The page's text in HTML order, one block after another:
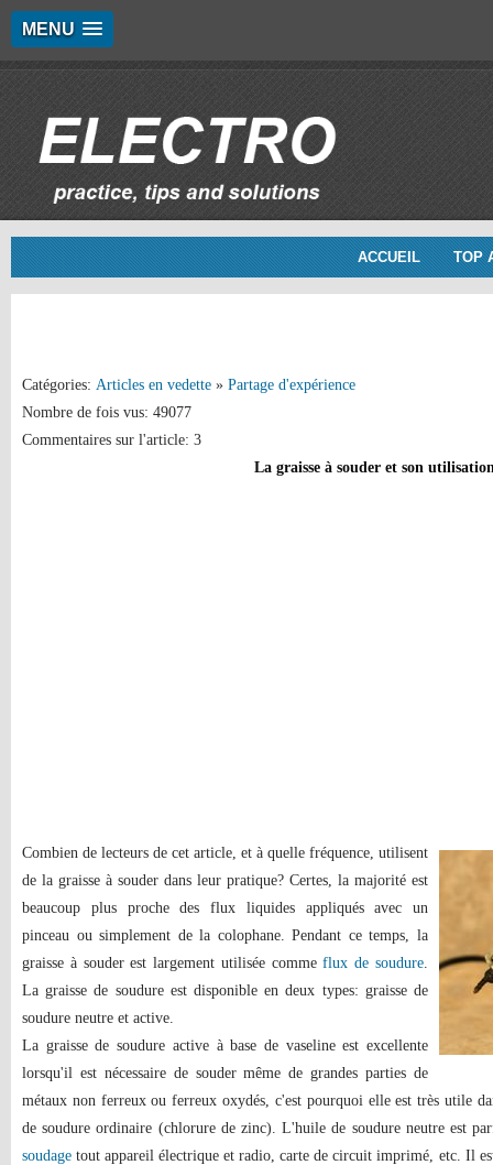
MENU
ACCUEIL TOP
Catégories: Articles en vedette » Partage d'expérience
Nombre de fois vus: 49077
Commentaires sur l'article: 3
La graisse à souder et son
Combien de lecteurs de cet article, et à quelle fréquence, utilisent
de la graisse à souder dans leur pratique? Certes, la majorité est
beaucoup plus proche des flux liquides appliqués avec un
pinceau ou simplement de la colophane. Pendant ce temps, la
graisse à souder est largement utilisée commeflux de soudure.
La graisse de soudure est disponible en deux types: graisse de
soudure neutre et active.
La graisse de soudure active à base de vaseline est excellente
lorsqu'il est nécessaire de souder même de grandes parties de
métaux non ferreux ou ferreux oxydés, c'est pourquoi elle est très utile
de soudure ordinaire (chlorure de zinc). L'huile de soudure neutre est
soudage tout appareil électrique et radio, carte de circuit imprimé, etc. Il